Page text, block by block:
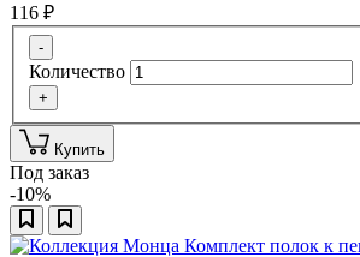
116 ₽
-
Количество
+
Купить
Под заказ
-10%